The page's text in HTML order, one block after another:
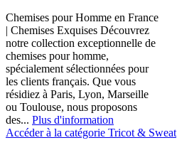
Chemises pour Homme en France
| Chemises Exquises Découvrez
notre collection exceptionnelle de
chemises pour homme,
spécialement sélectionnées pour
les clients français. Que vous
résidiez à Paris, Lyon, Marseille
ou Toulouse, nous proposons
des... Plus d'information
Accéder à la catégorie Tricot & Sweat